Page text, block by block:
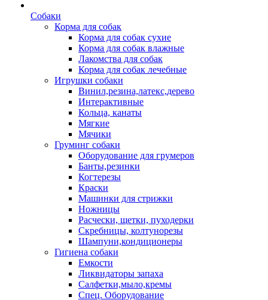
Собаки
Корма для собак
Корма для собак сухие
Корма для собак влажные
Лакомства для собак
Корма для собак лечебные
Игрушки собаки
Винил,резина,латекс,дерево
Интерактивные
Кольца, канаты
Мягкие
Мячики
Груминг собаки
Оборудование для грумеров
Банты,резинки
Когтерезы
Краски
Машинки для стрижки
Ножницы
Расчески, щетки, пуходерки
Скребницы, колтунорезы
Шампуни,кондиционеры
Гигиена собаки
Емкости
Ликвидаторы запаха
Салфетки,мыло,кремы
Спец. Оборудование